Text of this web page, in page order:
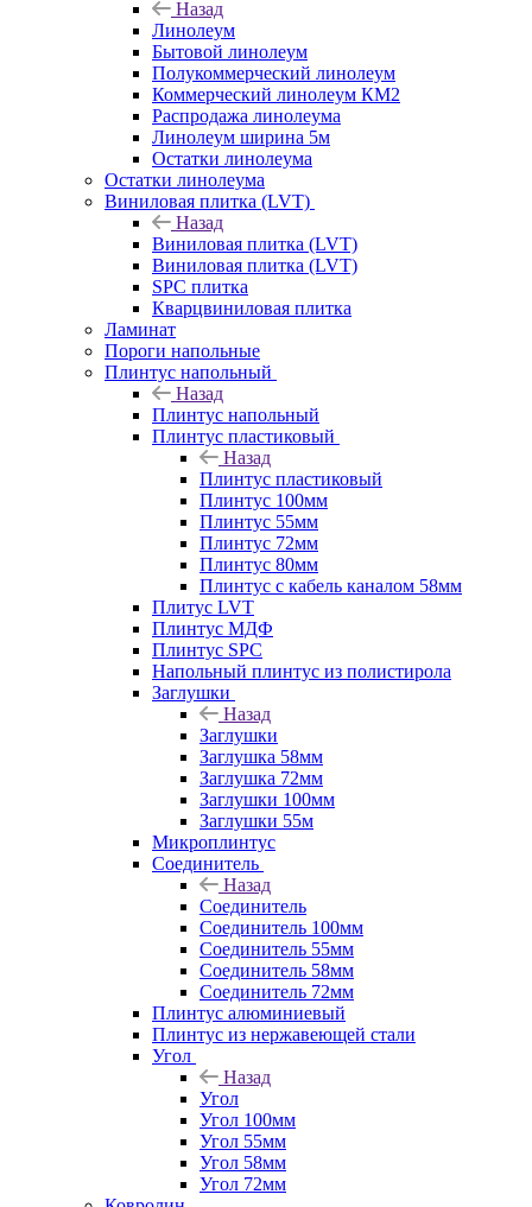
Назад
Линолеум
Бытовой линолеум
Полукоммерческий линолеум
Коммерческий линолеум КМ2
Распродажа линолеума
Линолеум ширина 5м
Остатки линолеума
Остатки линолеума
Виниловая плитка (LVT)
Назад
Виниловая плитка (LVT)
Виниловая плитка (LVT)
SPC плитка
Кварцвиниловая плитка
Ламинат
Пороги напольные
Плинтус напольный
Назад
Плинтус напольный
Плинтус пластиковый
Назад
Плинтус пластиковый
Плинтус 100мм
Плинтус 55мм
Плинтус 72мм
Плинтус 80мм
Плинтус с кабель каналом 58мм
Плитус LVT
Плинтус МДФ
Плинтус SPC
Напольный плинтус из полистирола
Заглушки
Назад
Заглушки
Заглушка 58мм
Заглушка 72мм
Заглушки 100мм
Заглушки 55м
Микроплинтус
Соединитель
Назад
Соединитель
Соединитель 100мм
Соединитель 55мм
Соединитель 58мм
Соединитель 72мм
Плинтус алюминиевый
Плинтус из нержавеющей стали
Угол
Назад
Угол
Угол 100мм
Угол 55мм
Угол 58мм
Угол 72мм